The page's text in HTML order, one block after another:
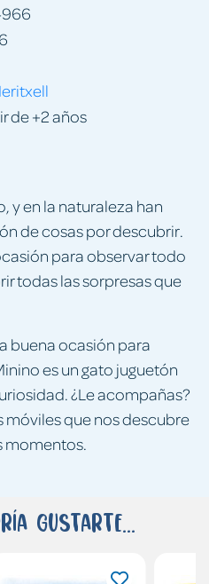
y en la naturaleza han
de cosas por descubrir.
para observar todo
todas las sorpresas que
buena ocasión para
es un gato juguetón
¿Le acompañas?
que nos descubre
momentos.
de +2 años
gustarte...